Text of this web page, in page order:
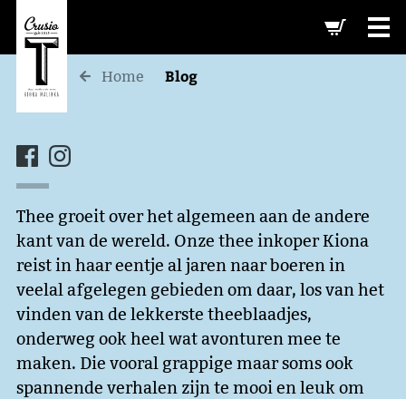
Home Blog
Thee groeit over het algemeen aan de andere
kant van de wereld. Onze thee inkoper Kiona
reist in haar eentje al jaren naar boeren in
veelal afgelegen gebieden om daar, los van het
vinden van de lekkerste theeblaadjes,
onderweg ook heel wat avonturen mee te
maken. Die vooral grappige maar soms ook
spannende verhalen zijn te mooi en leuk om